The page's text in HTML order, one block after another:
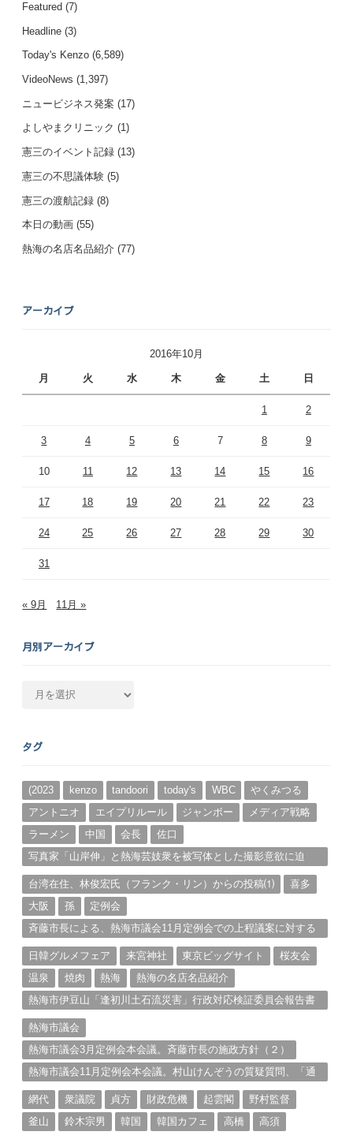
Featured (7)
Headline (3)
Today's Kenzo (6,589)
VideoNews (1,397)
ニュービジネス発案 (17)
よしやまクリニック (1)
憲三のイベント記録 (13)
憲三の不思議体験 (5)
憲三の渡航記録 (8)
本日の動画 (55)
熱海の名店名品紹介 (77)
アーカイブ
2016年10月
月 火 水 木 金 土 日
1 2
3 4 5 6 7 8 9
10 11 12 13 14 15 16
17 18 19 20 21 22 23
24 25 26 27 28 29 30
31
« 9月 11月 »
月別アーカイブ
カ
ブ
タグ
(2023 kenzo tandoori today's WBC
やくみつる
アントニオ
エイプリルール ジャンボー
メディア戦略
ラーメン
中国 会長
佐口
写真家「山岸伸」と熱海芸妓衆を被写体とした撮影意欲に迫
台湾在住、林俊宏氏（フランク・リン）からの投稿⑴
喜多
大阪
孫
定例会
斉藤市長による、熱海市議会11月定例会での上程議案に対する
日韓グルメフェア
来宮神社 東京ビッグサイト
桜友会
温泉
焼肉 熱海
熱海の名店名品紹介
熱海市伊豆山「逢初川土石流災害」行政対応検証委員会報告書
熱海市議会
熱海市議会3月定例会本会議。斉藤市長の施政方針（２）
熱海市議会11月定例会本会議。村山けんぞうの質疑質問、「通
網代
衆議院 貞方 財政危機 起雲閣
野村監督
釜山
鈴木宗男 韓国 韓国カフェ 高橋 高須